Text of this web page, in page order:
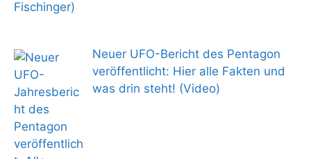
Neuer UFO-Bericht des Pentagon
veröffentlicht: Hier alle Fakten und
was drin steht! (Video)